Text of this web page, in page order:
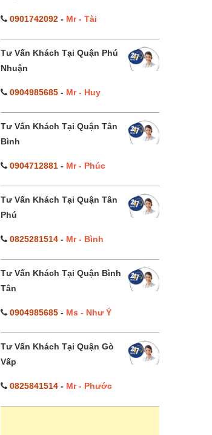
0901742092- Mr - Tài
Tư Vấn Khách Tại Quận Phú
Nhuận
0904985685- Mr - Huy
Tư Vấn Khách Tại Quận Tân
Bình
0904712881- Mr - Phúc
Tư Vấn Khách Tại Quận Tân
Phú
0825281514- Mr - Bình
Tư Vấn Khách Tại Quận Bình
Tân
0904985685- Ms - Như Ý
Tư Vấn Khách Tại Quận Gò
Vấp
0825841514- Mr - Phước